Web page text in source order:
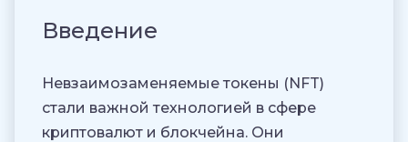
Введение
Невзаимозаменяемые токены (NFT)
стали важной технологией в сфере
криптовалют и блокчейна. Они